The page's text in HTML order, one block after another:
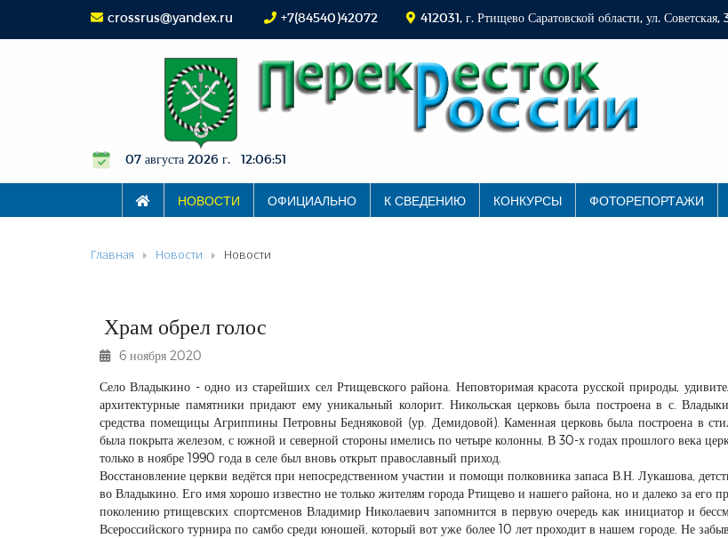
crossrus@yandex.ru +7(84540)42072 412031, г. Ртищево Саратовской области, ул. Советская,
07 августа 2026 г. 12:06:51
НОВОСТИ ОФИЦИАЛЬНО К СВЕДЕНИЮ КОНКУРСЫ ФОТОРЕПОРТАЖИ
Главная Новости Новости
Храм обрел голос
6 ноября 2020
Село Владыкино - одно из старейших сел Ртищевского района. Неповторимая красота русской природы,
архитектурные памятники придают ему уникальный колорит. Никольская церковь была построена в с.
средства помещицы Агриппины Петровны Бедняковой (ур. Демидовой). Каменная церковь была построена в
была покрыта железом, с южной и северной стороны имелись по четыре колонны. В 30-х годах прошлого века
только в ноябре 1990 года в селе был вновь открыт православный приход.
Восстановление церкви ведётся при непосредственном участии и помощи полковника запаса В.Н. Лукашова,
во Владыкино. Его имя хорошо известно не только жителям города Ртищево и нашего района, но и далеко за его
поколению ртищевских спортсменов Владимир Николаевич запомнится в первую очередь как инициатор и
Всероссийского турнира по самбо среди юношей, который вот уже более 10 лет проходит в нашем городе. Не